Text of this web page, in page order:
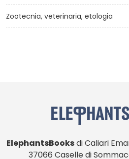
Zootecnia, veterinaria, etologia
ElephantsBooksdi Caliari
37066 Caselle di